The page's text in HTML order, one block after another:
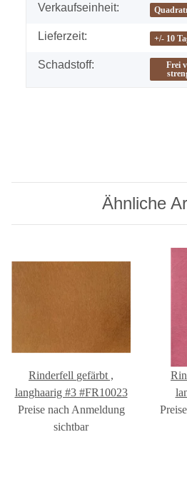
Verkaufseinheit:
Lieferzeit: +/- 10
Schadstoff:
Frei
Ähnliche
Rinderfell gefärbt ,
langhaarig #3 #FR10023
Preise nach Anmeldung
sichtbar